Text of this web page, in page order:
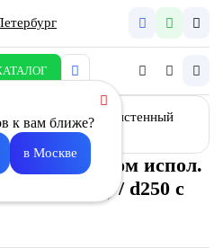
к вам ближе?
в Москве
испол.
(G4) / d250 с